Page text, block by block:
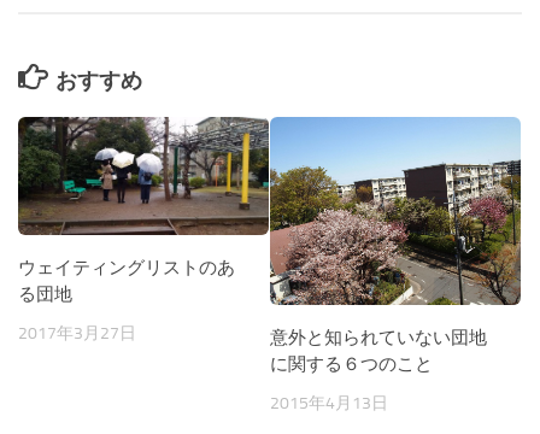
おすすめ
ウェイティングリストのあ
る団地
2017年3月27日
意外と知られていない団地
に関する６つのこと
2015年4月13日